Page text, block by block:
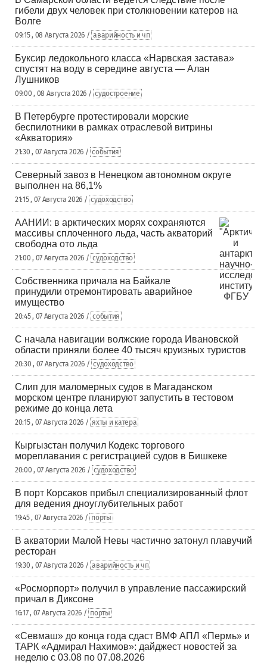
гибели двух человек при столкновении катеров на
Волге
09:15 , 08 Августа 2026 / аварийность и чп
Буксир ледокольного класса «Нарвская застава»
спустят на воду в середине августа — Алан
Лушников
09:00 , 08 Августа 2026 / судостроение
В Петербурге протестировали морские
беспилотники в рамках отраслевой витрины
«Акватория»
21:30 , 07 Августа 2026 / события
Северный завоз в Ненецком автономном округе
выполнен на 86,1%
21:15 , 07 Августа 2026 / судоходство
ААНИИ: в арктических морях сохраняются
массивы сплоченного льда, часть акваторий
свободна ото льда
21:00 , 07 Августа 2026 / судоходство
Собственника причала на Байкале
принудили отремонтировать аварийное
имущество
20:45 , 07 Августа 2026 / события
С начала навигации волжские города Ивановской
области приняли более 40 тысяч круизных туристов
20:30 , 07 Августа 2026 / судоходство
Слип для маломерных судов в Магаданском
морском центре планируют запустить в тестовом
режиме до конца лета
20:15 , 07 Августа 2026 / яхты и катера
Кыргызстан получил Кодекс торгового
мореплавания с регистрацией судов в Бишкеке
20:00 , 07 Августа 2026 / судоходство
В порт Корсаков прибыл специализированный флот
для ведения дноуглубительных работ
19:45 , 07 Августа 2026 / порты
В акватории Малой Невы частично затонул плавучий
ресторан
19:30 , 07 Августа 2026 / аварийность и чп
«Росморпорт» получил в управление пассажирский
причал в Диксоне
16:17 , 07 Августа 2026 / порты
«Севмаш» до конца года сдаст ВМФ АПЛ «Пермь» и
ТАРК «Адмирал Нахимов»: дайджест новостей за
неделю с 03.08 по 07.08.2026